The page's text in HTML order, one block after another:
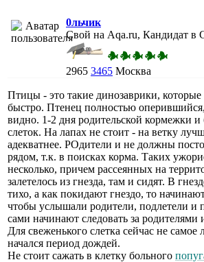
0льчик
Свой на Aqa.ru, Кандидат в
2965 3465 Москва
Птицы - это такие динозаврики, которые
быстро. Птенец полностью
видно. 1-2 дня родительской кормежки
слеток. На лапах не стоит - на ветку
адекватнее. РОдители и не должны
рядом, т.к. в поисках корма. Таких
несколько, причем рассеянных на
залетелось из гнезда, там и сидят. В
тихо, а как покидают гнездо, то
чтобы услышали родители, подлетели и
сами начинают следовать за родителями
Для свеженького слетка сейчас не самое
начался период дождей.
Не стоит сажать в клетку больного